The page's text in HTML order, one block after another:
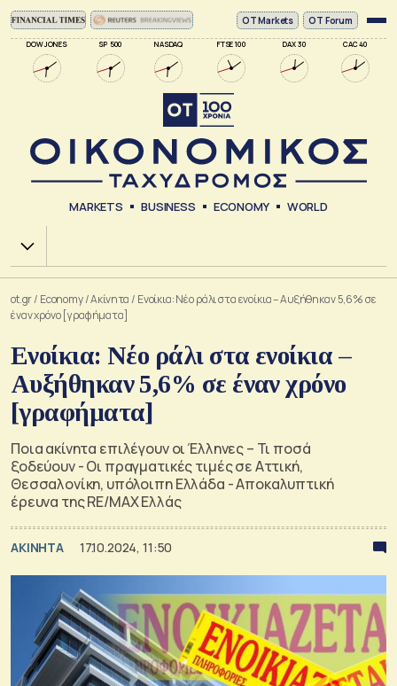
DOW JONES SP 500 NASDAQ FTSE 100 DAX 30 CAC 40
ΟΤ Markets OT Forum
MARKETS BUSINESS ECONOMY WORLD
Χ.Α.
ot.gr/ Economy/Ακίνητα / Ενοίκια: Νέο ράλι στα ενοίκια – Αυξήθηκαν 5,6% σε
έναν χρόνο [γραφήματα]
Ενοίκια: Νέο ράλι στα ενοίκια –
Αυξήθηκαν 5,6% σε έναν χρόνο
[γραφήματα]
Ποια ακίνητα επιλέγουν οι Έλληνες – Τι ποσά
ξοδεύουν - Οι πραγματικές τιμές σε Αττική,
Θεσσαλονίκη, υπόλοιπη Ελλάδα - Αποκαλυπτική
έρευνα της RE/MAX Ελλάς
ΑΚΙΝΗΤΑ 17.10.2024, 11:50